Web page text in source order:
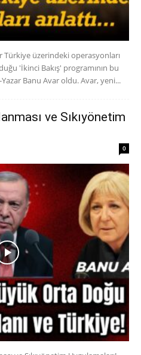
üzerindeki operasyonları
'İkinci Bakış' programının bu
Banu Avar oldu. Avar, yeni...
ve Sıkıyönetim
0